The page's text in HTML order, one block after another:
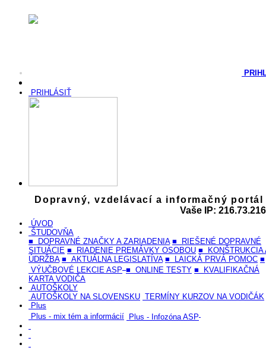
PRIHLÁSIŤ
Dopravný, vzdelávací a informačný portál
Vaše IP:
ÚVOD
ŠTUDOVŇA
■ DOPRAVNÉ ZNAČKY A ZARIADENIA ■ RIEŠENÉ DOPRAVNÉ
SITUÁCIE ■ RIADENIE PREMÁVKY OSOBOU ■ KONŠTRUKCIA
ÚDRŽBA ■ AKTUÁLNA LEGISLATÍVA ■ LAICKÁ PRVÁ POMOC ■
VÝUČBOVÉ LEKCIE ASP ■ ONLINE TESTY ■ KVALIFIKAČNÁ
KARTA VODIČA
AUTOŠKOLY
AUTOŠKOLY NA SLOVENSKU TERMÍNY KURZOV NA VODIČÁK
Plus
Plus - mix tém a informácií Plus - Infozóna ASP